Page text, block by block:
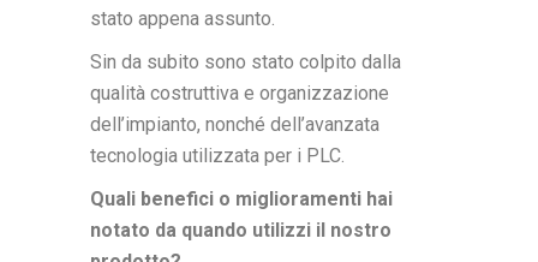
stato appena assunto.
Sin da subito sono stato colpito dalla
qualità costruttiva e organizzazione
dell’impianto, nonché dell’avanzata
tecnologia utilizzata per i PLC.
Quali benefici o miglioramenti hai
notato da quando utilizzi il nostro